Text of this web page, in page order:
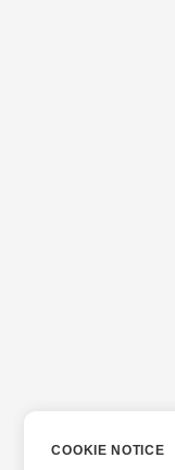
COOKIE NOTICE